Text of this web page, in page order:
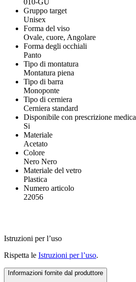
010-GU
Gruppo target
Unisex
Forma del viso
Ovale, cuore, Angolare
Forma degli occhiali
Panto
Tipo di montatura
Montatura piena
Tipo di barra
Monoponte
Tipo di cerniera
Cerniera standard
Disponibile con prescrizione medica
Si
Materiale
Acetato
Colore
Nero Nero
Materiale del vetro
Plastica
Numero articolo
22056
Istruzioni per l’uso
Rispetta le Istruzioni per l’uso.
Informazioni fornite dal produttore